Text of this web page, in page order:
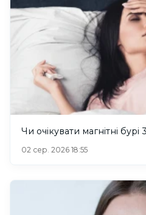
Чи очікувати магнітні
02 сер. 2026 18:55